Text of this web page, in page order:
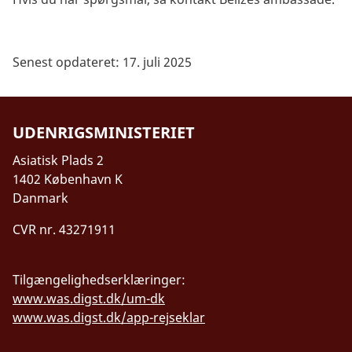
Senest opdateret: 17. juli 2025
UDENRIGSMINISTERIET
Asiatisk Plads 2
1402 København K
Danmark
CVR nr. 43271911
Tilgængelighedserklæringer:
www.was.digst.dk/um-dk
www.was.digst.dk/app-rejseklar